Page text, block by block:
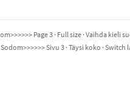
Page 3 · Full size · Vaihda kieli
Sivu 3 · Täysi koko ·